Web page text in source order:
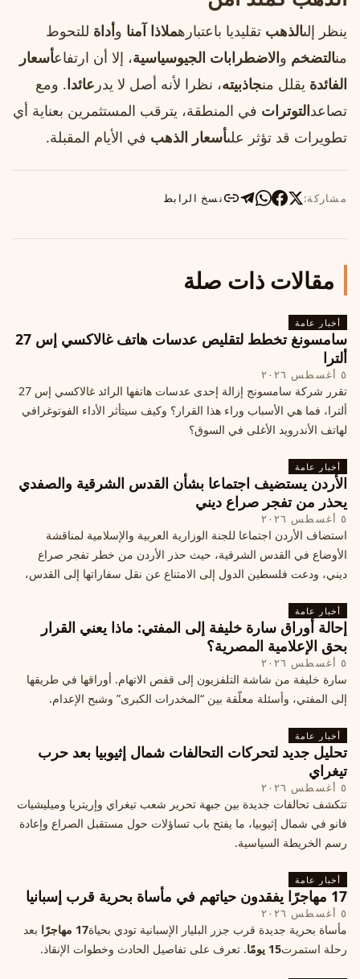
ينظر إلىالذهب تقليديا باعتبارهملاذا آمنا وأداة للتحوط
منالتضخم والاضطرابات الجيوسياسية، إلا أن ارتفاعأسعار
الفائدة يقلل منجاذبيته، نظرا لأنه أصل لا يدر عائدا. ومع
تصاعدالتوترات في المنطقة، يترقب المستثمرين بعناية أي
تطويرات قد تؤثر علىأسعار الذهب في الأيام المقبلة.
مشاركة: نسخ الرابط
مقالات ذات صلة
أخبار عامة
سامسونغ تخطط لتقليص عدسات هاتف غالاكسي إس 27
ألترا
٥ أغسطس ٢٠٢٦
تقرر شركة سامسونج إزالة إحدى عدسات هاتفها الرائد غالاكسي إس 27
ألترا، فما هي الأسباب وراء هذا القرار؟ وكيف سيتأثر الأداء الفوتوغرافي
لهاتف الأندرويد الأغلى في السوق؟
أخبار عامة
الأردن يستضيف اجتماعا بشأن القدس الشرقية والصفدي
يحذر من تفجر صراع ديني
٥ أغسطس ٢٠٢٦
استضاف الأردن اجتماعا للجنة الوزارية العربية والإسلامية لمناقشة
الأوضاع في القدس الشرقية، حيث حذر الأردن من خطر تفجر صراع
ديني، ودعت فلسطين الدول إلى الامتناع عن نقل سفاراتها إلى القدس،
أخبار عامة
إحالة أوراق سارة خليفة إلى المفتي: ماذا يعني القرار
بحق الإعلامية المصرية؟
٥ أغسطس ٢٠٢٦
سارة خليفة من شاشة التلفزيون إلى قفص الاتهام. أوراقها في طريقها
إلى المفتي، وأسئلة معلّقة بين “المخدرات الكبرى” وشبح الإعدام.
أخبار عامة
تحليل جديد لتحركات التحالفات شمال إثيوبيا بعد حرب
تيغراي
٥ أغسطس ٢٠٢٦
تتكشف تحالفات جديدة بين جبهة تحرير شعب تيغراي وإريتريا وميليشيات
فانو في شمال إثيوبيا، ما يفتح باب تساؤلات حول مستقبل الصراع وإعادة
رسم الخريطة السياسية.
أخبار عامة
17 مهاجرًا يفقدون حياتهم في مأساة بحرية قرب إسبانيا
٥ أغسطس ٢٠٢٦
مأساة بحرية جديدة قرب جزر البليار الإسبانية تودي بحياة17 مهاجرًا
بعد
رحلة استمرت15 يومًا . تعرف على تفاصيل الحادث وخطوات الإنقاذ.